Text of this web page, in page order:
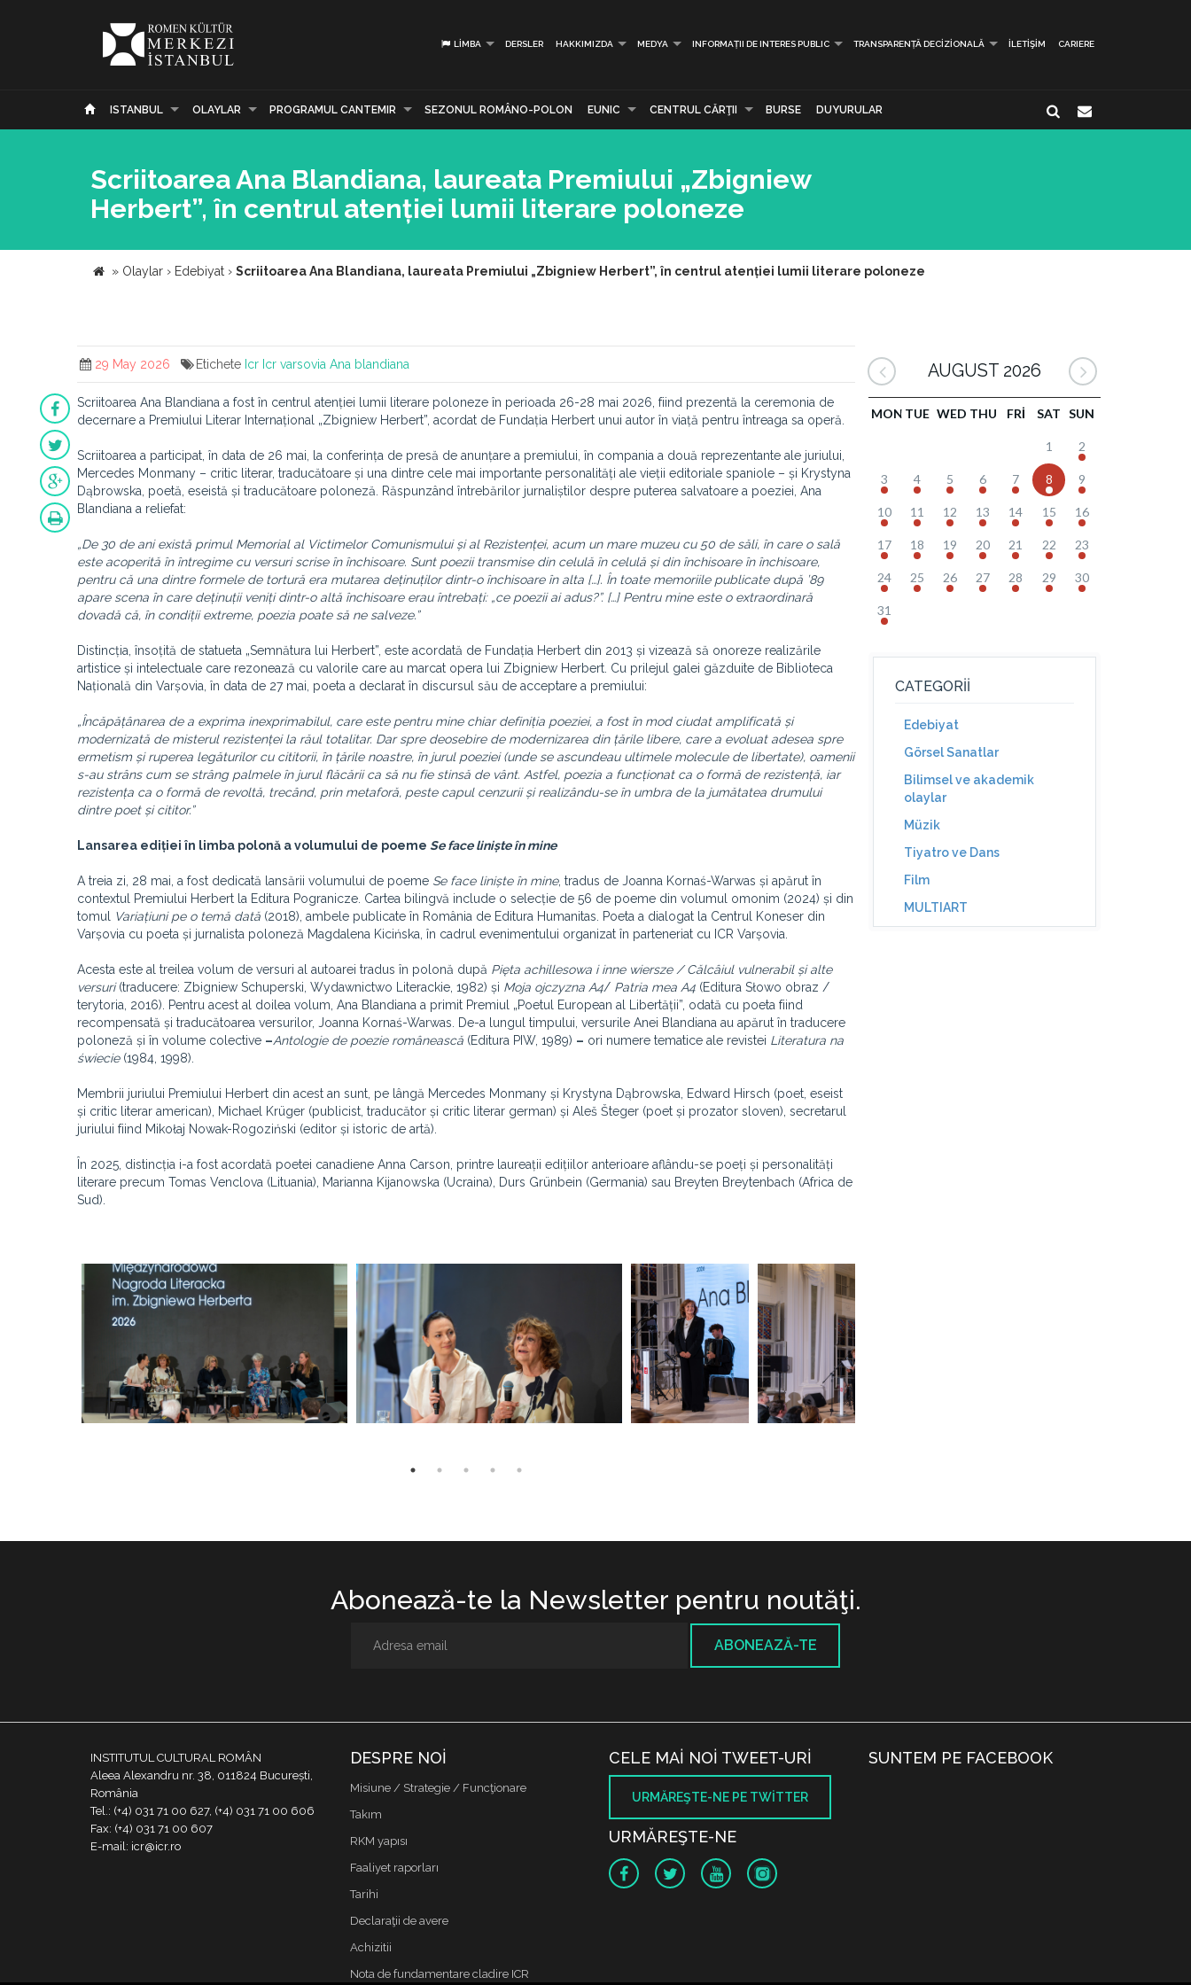
LIMBA DERSLER HAKKIMIZDA MEDYA INFORMAȚII DE INTERES PUBLIC TRANSPARENȚĂ DECIZIONALĂ İLETIŞIM CARIERE
ISTANBUL OLAYLAR PROGRAMUL CANTEMIR SEZONUL ROMÂNO-POLON EUNIC CENTRUL CĂRŢII BURSE DUYURULAR
Scriitoarea Ana Blandiana, laureata Premiului „Zbigniew
Herbert”, în centrul atenției lumii literare poloneze
» Olaylar › Edebiyat › Scriitoarea Ana Blandiana, laureata Premiului „Zbigniew Herbert”, în centrul atenției lumii literare poloneze
29 May 2026 Etichete Icr Icr varsovia Ana blandiana
Scriitoarea Ana Blandiana a fost în centrul atenției lumii literare poloneze în perioada 26-28 mai 2026, fiind prezentă la ceremonia de
decernare a Premiului Literar Internațional „Zbigniew Herbert”, acordat de Fundația Herbert unui autor în viață pentru întreaga sa operă.
Scriitoarea a participat, în data de 26 mai, la conferința de presă de anunțare a premiului, în compania a două reprezentante ale juriului,
Mercedes Monmany – critic literar, traducătoare și una dintre cele mai importante personalități ale vieții editoriale spaniole – și Krystyna
Dąbrowska, poetă, eseistă și traducătoare poloneză. Răspunzând întrebărilor jurnaliștilor despre puterea salvatoare a poeziei, Ana
Blandiana a reliefat:
„De 30 de ani există primul Memorial al Victimelor Comunismului și al Rezistenței, acum un mare muzeu cu 50 de săli, în care o sală
este acoperită în întregime cu versuri scrise în închisoare. Sunt poezii transmise din celulă în celulă și din închisoare în închisoare,
pentru că una dintre formele de tortură era mutarea deținuților dintr-o închisoare în alta […]. În toate memoriile publicate după ’89
apare scena în care deținuții veniți dintr-o altă închisoare erau întrebați: „ce poezii ai adus?”. […] Pentru mine este o extraordinară
dovadă că, în condiții extreme, poezia poate să ne salveze.”
Distincția, însoțită de statueta „Semnătura lui Herbert”, este acordată de Fundația Herbert din 2013 și vizează să onoreze realizările
artistice și intelectuale care rezonează cu valorile care au marcat opera lui Zbigniew Herbert. Cu prilejul galei găzduite de Biblioteca
Națională din Varșovia, în data de 27 mai, poeta a declarat în discursul său de acceptare a premiului:
„Încăpățânarea de a exprima inexprimabilul, care este pentru mine chiar definiția poeziei, a fost în mod ciudat amplificată și
modernizată de misterul rezistenței la răul totalitar. Dar spre deosebire de modernizarea din țările libere, care a evoluat adesea spre
ermetism și ruperea legăturilor cu cititorii, în țările noastre, în jurul poeziei (unde se ascundeau ultimele molecule de libertate), oamenii
s-au strâns cum se strâng palmele în jurul flăcării ca să nu fie stinsă de vânt. Astfel, poezia a funcționat ca o formă de rezistență, iar
rezistența ca o formă de revoltă, trecând, prin metaforă, peste capul cenzurii și realizându-se în umbra de la jumătatea drumului
dintre poet și cititor.”
Lansarea ediției în limba polonă a volumului de poeme Se face liniște în mine
A treia zi, 28 mai, a fost dedicată lansării volumului de poeme Se face liniște în mine, tradus de Joanna Kornaś-Warwas și apărut în
contextul Premiului Herbert la Editura Pogranicze. Cartea bilingvă include o selecție de 56 de poeme din volumul omonim (2024) și din
tomul
Variațiuni pe o temă dată (2018), ambele publicate în România de Editura Humanitas. Poeta a dialogat la Centrul Koneser din
Varșovia cu poeta și jurnalista poloneză Magdalena Kicińska, în cadrul evenimentului organizat în parteneriat cu ICR Varșovia.
Acesta este al treilea volum de versuri al autoarei tradus în polonă după Pięta achillesowa i inne wiersze / Călcâiul vulnerabil și alte
versuri(traducere: Zbigniew Schuperski, Wydawnictwo Literackie, 1982) și Moja ojczyzna A4/ Patria mea A4 (Editura Słowo obraz /
terytoria, 2016). Pentru acest al doilea volum, Ana Blandiana a primit Premiul „Poetul European al Libertății”, odată cu poeta fiind
recompensată și traducătoarea versurilor, Joanna Kornaś-Warwas. De-a lungul timpului, versurile Anei Blandiana au apărut în traducere
poloneză și în volume colective –Antologie de poezie românească (Editura PIW, 1989) – ori numere tematice ale revistei Literatura na
świecie(1984, 1998).
Membrii juriului Premiului Herbert din acest an sunt, pe lângă Mercedes Monmany și Krystyna Dąbrowska, Edward Hirsch (poet, eseist
și critic literar american), Michael Krüger (publicist, traducător și critic literar german) și Aleš Šteger (poet și prozator sloven), secretarul
juriului fiind Mikołaj Nowak-Rogoziński (editor și istoric de artă).
În 2025, distincția i-a fost acordată poetei canadiene Anna Carson, printre laureații edițiilor anterioare aflându-se poeți și personalități
literare precum Tomas Venclova (Lituania), Marianna Kijanowska (Ucraina), Durs Grünbein (Germania) sau Breyten Breytenbach (Africa de
Sud).
AUGUST 2026
MON TUE WED THU FRI SAT SUN
1 2
3 4 5 6 7 8 9
10 11 12 13 14 15 16
17 18 19 20 21 22 23
24 25 26 27 28 29 30
31
CATEGORII
Edebiyat
Görsel Sanatlar
Bilimsel ve akademik
olaylar
Müzik
Tiyatro ve Dans
Film
MULTIART
Abonează-te la Newsletter pentru noutăţi.
ABONEAZĂ-TE
INSTITUTUL CULTURAL ROMÂN
Aleea Alexandru nr. 38, 011824 București,
România
Tel.: (+4) 031 71 00 627, (+4) 031 71 00 606
Fax: (+4) 031 71 00 607
E-mail: icr@icr.ro
DESPRE NOI
Misiune / Strategie / Funcţionare
Takım
RKM yapısı
Faaliyet raporları
Tarihi
Declaraţii de avere
Achizitii
Nota de fundamentare cladire ICR
CELE MAI NOI TWEET-URI
URMĂREŞTE-NE PE TWITTER
URMĂREŞTE-NE
SUNTEM PE FACEBOOK